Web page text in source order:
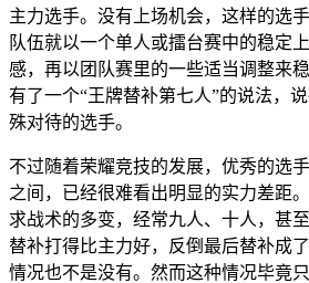
主力选手。没有上场机会，这样的选
队伍就以一个单人或擂台赛中的稳定
感，再以团队赛里的一些适当调整来
有了一个“王牌替补第七人”的说法，
殊对待的选手。
不过随着荣耀竞技的发展，优秀的选
之间，已经很难看出明显的实力差距
求战术的多变，经常九人、十人，甚
替补打得比主力好，反倒最后替补成
情况也不是没有。然而这种情况毕竟